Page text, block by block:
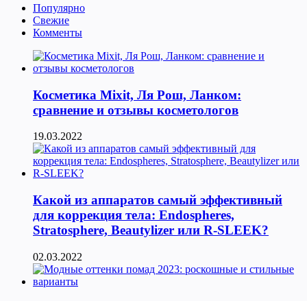
Популярно
Свежие
Комменты
Косметика Мixit, Ля Рош, Ланком:
сравнение и отзывы косметологов
19.03.2022
Какой из аппаратов самый эффективный
для коррекция тела: Endospheres,
Stratosphere, Beautylizer или R-SLEEK?
02.03.2022